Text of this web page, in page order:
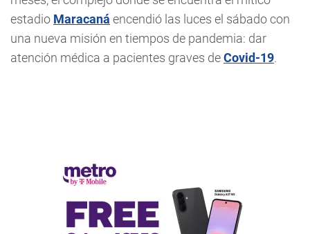
estadio Maracaná encendió las luces el sábado con
una nueva misión en tiempos de pandemia: dar
atención médica a pacientes graves deCovid-19.